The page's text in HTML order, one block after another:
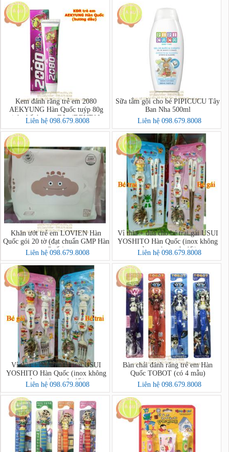
Kem đánh răng trẻ em 2080
AEKYUNG Hàn Quốc tuýp 80g
tinh chất hương Dâu (DENTAL
CLINIC 2080 Kids Toothpaste
(Strawberry))
Liên hệ 098.679.8008
Sữa tắm gội cho bé PIPICUCU Tây
Ban Nha 500ml
Liên hệ 098.679.8008
Khăn ướt trẻ em LOVIEN Hàn
Quốc gói 20 tờ (đạt chuẩn GMP Hàn
Quốc)
Liên hệ 098.679.8008
Vỉ thìa + đũa cho bé trai gái USUI
YOSHITO Hàn Quốc (inox không
gỉ,an toàn tuyệt đối)
Liên hệ 098.679.8008
Vỉ thìa + đũa cho bé trai USUI
YOSHITO Hàn Quốc (inox không
gỉ,an toàn tuyệt đối)
Liên hệ 098.679.8008
Bàn chải đánh răng trẻ em Hàn
Quốc TOBOT (có 4 mẫu)
Liên hệ 098.679.8008